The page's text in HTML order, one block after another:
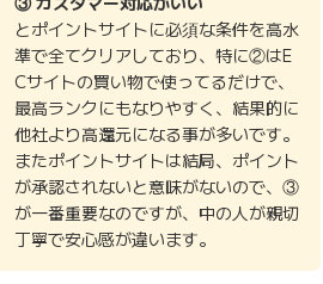
とポイントサイトに必須な条件を高水
準で全てクリアしており、特に②はE
Cサイトの買い物で使ってるだけで、
最高ランクにもなりやすく、結果的に
他社より高還元になる事が多いです。
またポイントサイトは結局、ポイント
が承認されないと意味がないので、③
が一番重要なのですが、中の人が親切
丁寧で安心感が違います。